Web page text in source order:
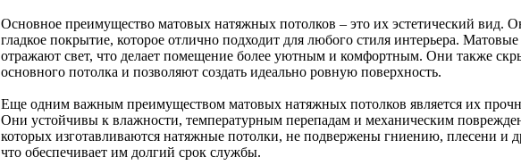
Основное преимущество матовых натяжных потолков – это их эстетический вид.
гладкое покрытие, которое отлично подходит для любого стиля интерьера.
отражают свет, что делает помещение более уютным и комфортным. Они также
основного потолка и позволяют создать идеально ровную поверхность.
Еще одним важным преимуществом матовых натяжных потолков является их
Они устойчивы к влажности, температурным перепадам и механическим
которых изготавливаются натяжные потолки, не подвержены гниению, плесени и
что обеспечивает им долгий срок службы.